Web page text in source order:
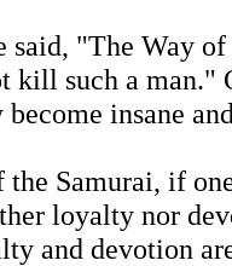
said, "The Way of
kill such a man."
insane
the Samurai, if
loyalty nor
and devotion